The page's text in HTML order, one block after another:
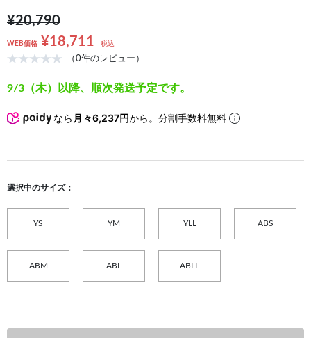
¥20,790
WEB価格 ¥18,711 税込
（0件のレビュー）
9/3（木）以降、順次発送予定です。
なら 月々6,237円から。分割手数料無料
選択中のサイズ：
YS YM YLL ABS
ABM ABL ABLL